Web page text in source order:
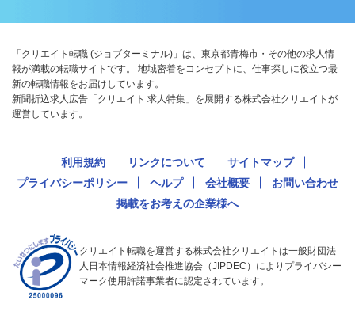
「クリエイト転職 (ジョブターミナル)」は、東京都青梅市・その他の求人情
報が満載の転職サイトです。 地域密着をコンセプトに、仕事探しに役立つ最
新の転職情報をお届けしています。
新聞折込求人広告「クリエイト 求人特集」を展開する株式会社クリエイトが
運営しています。
利用規約 リンクについて
サイトマップ
プライバシーポリシー
ヘルプ 会社概要
お問い合わせ
掲載をお考えの企業様へ
クリエイト転職を運営する株式会社クリエイトは一般財団法
人日本情報経済社会推進協会（JIPDEC）によりプライバシー
マーク使用許諾事業者に認定されています。